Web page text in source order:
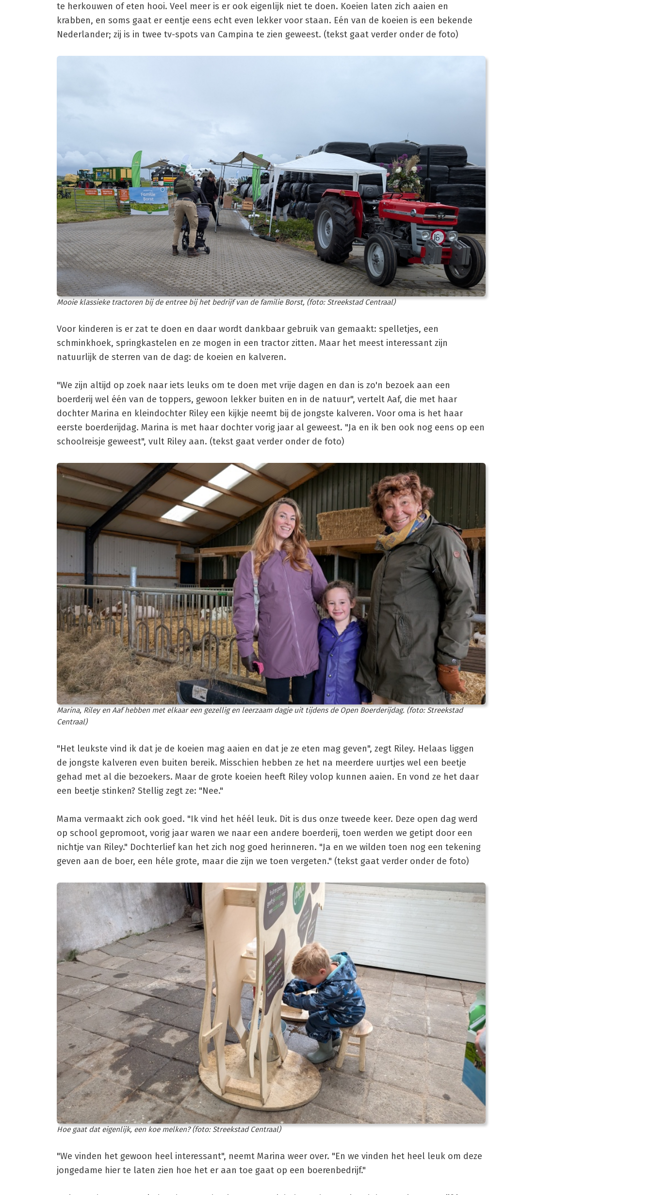
te herkouwen of eten hooi. Veel meer is er ook eigenlijk niet te doen. Koeien laten zich aaien en
krabben, en soms gaat er eentje eens echt even lekker voor staan. Eén van de koeien is een bekende
Nederlander; zij is in twee tv-spots van Campina te zien geweest. (tekst gaat verder onder de foto)
Mooie klassieke tractoren bij de entree bij het bedrijf van de familie Borst, (foto: Streekstad Centraal)
Voor kinderen is er zat te doen en daar wordt dankbaar gebruik van gemaakt: spelletjes, een
schminkhoek, springkastelen en ze mogen in een tractor zitten. Maar het meest interessant zijn
natuurlijk de sterren van de dag: de koeien en kalveren.
"We zijn altijd op zoek naar iets leuks om te doen met vrije dagen en dan is zo'n bezoek aan een
boerderij wel één van de toppers, gewoon lekker buiten en in de natuur", vertelt Aaf, die met haar
dochter Marina en kleindochter Riley een kijkje neemt bij de jongste kalveren. Voor oma is het haar
eerste boerderijdag. Marina is met haar dochter vorig jaar al geweest. "Ja en ik ben ook nog eens op een
schoolreisje geweest", vult Riley aan. (tekst gaat verder onder de foto)
Marina, Riley en Aaf hebben met elkaar een gezellig en leerzaam dagje uit tijdens de Open Boerderijdag. (foto: Streekstad
Centraal)
"Het leukste vind ik dat je de koeien mag aaien en dat je ze eten mag geven", zegt Riley. Helaas liggen
de jongste kalveren even buiten bereik. Misschien hebben ze het na meerdere uurtjes wel een beetje
gehad met al die bezoekers. Maar de grote koeien heeft Riley volop kunnen aaien. En vond ze het daar
een beetje stinken? Stellig zegt ze: "Nee."
Mama vermaakt zich ook goed. "Ik vind het héél leuk. Dit is dus onze tweede keer. Deze open dag werd
op school gepromoot, vorig jaar waren we naar een andere boerderij, toen werden we getipt door een
nichtje van Riley." Dochterlief kan het zich nog goed herinneren. "Ja en we wilden toen nog een tekening
geven aan de boer, een héle grote, maar die zijn we toen vergeten." (tekst gaat verder onder de foto)
Hoe gaat dat eigenlijk, een koe melken? (foto: Streekstad Centraal)
"We vinden het gewoon heel interessant", neemt Marina weer over. "En we vinden het heel leuk om deze
jongedame hier te laten zien hoe het er aan toe gaat op een boerenbedrijf."